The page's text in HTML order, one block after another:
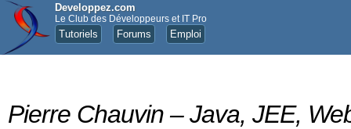
Developpez.com
Le Club des Développeurs et IT Pro
Tutoriels Forums Emploi
Pierre Chauvin – Java, JEE,